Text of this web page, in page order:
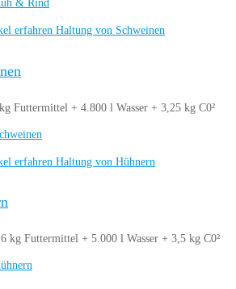
& Rind
Futtermittel + 4.800 l Wasser + 3,25 kg C0²
kg Futtermittel + 5.000 l Wasser + 3,5 kg C0²